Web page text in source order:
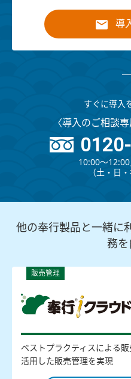
導
すぐに導入
〈導入のご相談
10:00～
（⼟・⽇
他の奉行製品と一緒に
務を
販売管理
ベストプラクティスによる
活用した販売管理を実現